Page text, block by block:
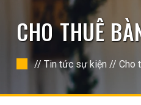
CHO THUÊ
//Tin tức sự kiện // Cho